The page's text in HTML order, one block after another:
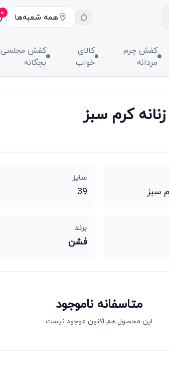
همه شعبه‌ها ۰
کفش چرم
مردانه
کالای
خواب
کفش مجلسی
بچگانه
کرم سبز
سبز
سایز
39
برند
فشن
متاسفانه ناموجود
این محصول هم اکنون موجود نیست